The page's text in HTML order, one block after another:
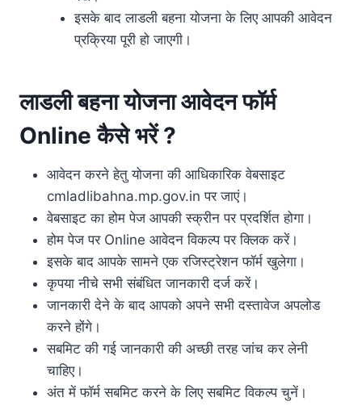
इसके बाद लाडली बहना योजना के लिए आपकी आवेदन
प्रक्रिया पूरी हो जाएगी।
लाडली बहना योजना आवेदन फॉर्म
Onlineकैसे भरें ?
आवेदन करने हेतु योजना की आधिकारिक वेबसाइट
cmladlibahna.mp.gov.in पर जाएं।
वेबसाइट का होम पेज आपकी स्क्रीन पर प्रदर्शित होगा।
होम पेज पर Online आवेदन विकल्प पर क्लिक करें।
इसके बाद आपके सामने एक रजिस्ट्रेशन फॉर्म खुलेगा।
कृपया नीचे सभी संबंधित जानकारी दर्ज करें।
जानकारी देने के बाद आपको अपने सभी दस्तावेज अपलोड
करने होंगे।
सबमिट की गई जानकारी की अच्छी तरह जांच कर लेनी
चाहिए।
अंत में फॉर्म सबमिट करने के लिए सबमिट विकल्प चुनें।